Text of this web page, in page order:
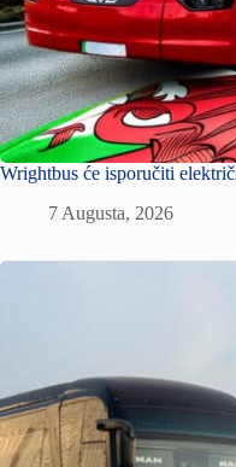
Wrightbus će isporučiti
7 Augusta, 2026